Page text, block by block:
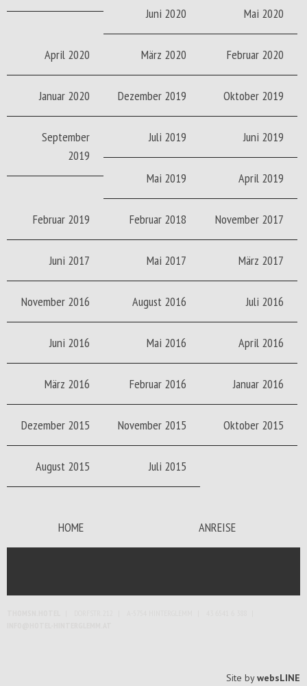
Juni 2020 Mai 2020
April 2020 März 2020 Februar 2020
Januar 2020 Dezember 2019 Oktober 2019
September
2019
Juli 2019 Juni 2019
Mai 2019 April 2019
Februar 2019 Februar 2018 November 2017
Juni 2017 Mai 2017 März 2017
November 2016 August 2016 Juli 2016
Juni 2016 Mai 2016 April 2016
März 2016 Februar 2016 Januar 2016
Dezember 2015 November 2015 Oktober 2015
August 2015 Juli 2015
HOME ANREISE
Site bywebsLINE